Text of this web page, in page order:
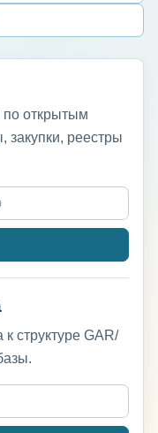
по открытым
закупки, реестры
структуре GAR/